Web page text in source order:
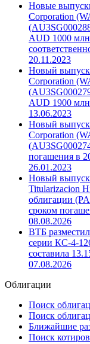
Новые
Corporation
AUD 1000 млн
20.11.2023
Новый выпуск:
Corporation
AUD 1900 млн
13.06.2023
Новый выпуск:
Corporation
погашения в
26.01.2023
Новый
Titularizacion
облигации
сроком
08.08.2026
ВТБ
серии КС-4-
составила
07.08.2026
Облигации
Поиск
Поиск
Ближайшие
Поиск